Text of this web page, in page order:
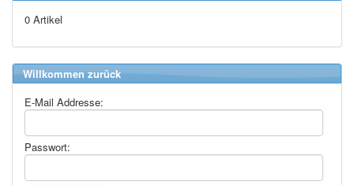
0 Artikel
Willkommen zurück
E-Mail Addresse:
Passwort: